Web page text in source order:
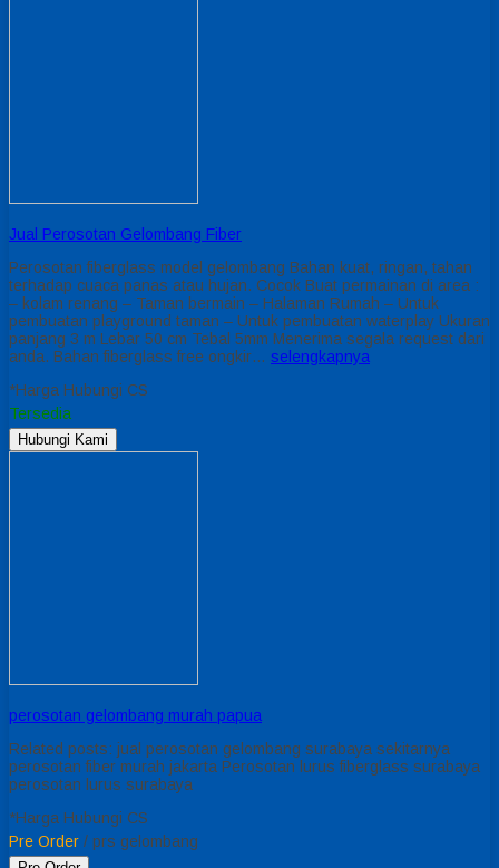
Jual Perosotan Gelombang Fiber
Perosotan fiberglass model gelombang Bahan kuat, ringan, tahan
terhadap cuaca panas atau hujan. Cocok Buat permainan di area :
– kolam renang – Taman bermain – Halaman Rumah – Untuk
pembuatan playground taman – Untuk pembuatan waterplay Ukuran
panjang 3 m Lebar 50 cm Tebal 5mm Menerima segala request dari
anda. Bahan fiberglass free ongkir… selengkapnya
*Harga Hubungi CS
Tersedia
Hubungi Kami
perosotan gelombang murah papua
Related posts: jual perosotan gelombang surabaya sekitarnya
perosotan fiber murah jakarta Perosotan lurus fiberglass surabaya
perosotan lurus surabaya
*Harga Hubungi CS
Pre Order / prs gelombang